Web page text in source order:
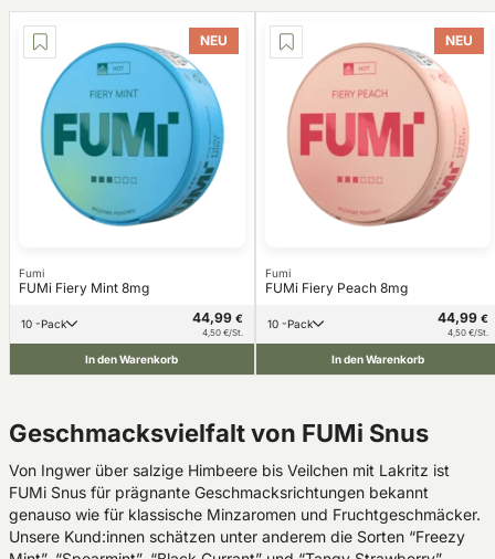
NEU
Fumi
FUMi Fiery Mint 8mg
10 -Pack 44,99 €
4,50 €/St.
In den Warenkorb
NEU
Fumi
FUMi Fiery Peach 8mg
10 -Pack 44,99 €
4,50 €/St.
In den Warenkorb
Geschmacksvielfalt von FUMi Snus
Von Ingwer über salzige Himbeere bis Veilchen mit Lakritz ist
FUMi Snus für prägnante Geschmacksrichtungen bekannt
genauso wie für klassische Minzaromen und Fruchtgeschmäcker.
Unsere Kund:innen schätzen unter anderem die Sorten “Freezy